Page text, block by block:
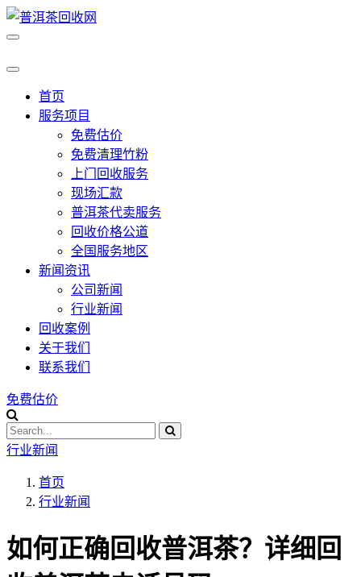
首页
服务项目
免费估价
免费清理竹粉
上门回收服务
现场汇款
普洱茶代卖服务
回收价格公道
全国服务地区
新闻资讯
公司新闻
行业新闻
回收案例
关于我们
联系我们
免费估价
行业新闻
首页
行业新闻
如何正确回收普洱茶？详细回